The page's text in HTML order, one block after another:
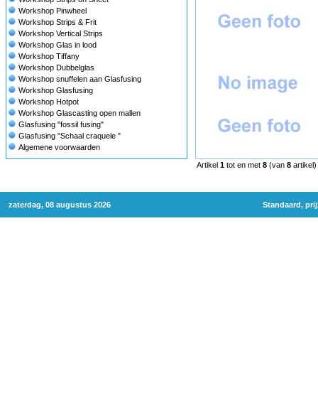
Workshop Pinwheel
Workshop Strips & Frit
Workshop Vertical Strips
Workshop Glas in lood
Workshop Tiffany
Workshop Dubbelglas
Workshop snuffelen aan Glasfusing
Workshop Glasfusing
Workshop Hotpot
Workshop Glascasting open mallen
Glasfusing "fossil fusing"
Glasfusing "Schaal craquele "
Algemene voorwaarden
Artikel 1 tot en met 8 (van 8 artikel)
zaterdag, 08 augustus 2026 Standaard,